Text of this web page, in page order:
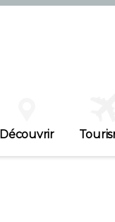
Découvrir